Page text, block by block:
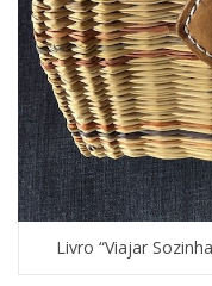
Livro “Viajar